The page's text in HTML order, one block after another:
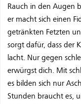
Rauch in den Augen
er macht sich einen
getränkten Fetzten
sorgt dafür, dass der
lacht. Nur gegen
erwürgst dich. Mit
es bilden sich nur
Stunden braucht es,